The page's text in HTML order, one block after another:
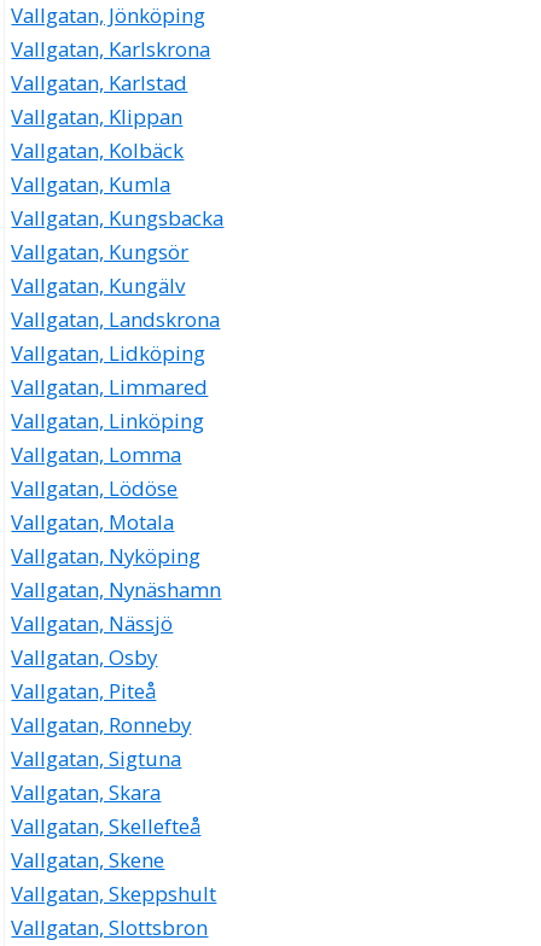
Vallgatan, Jönköping
Vallgatan, Karlskrona
Vallgatan, Karlstad
Vallgatan, Klippan
Vallgatan, Kolbäck
Vallgatan, Kumla
Vallgatan, Kungsbacka
Vallgatan, Kungsör
Vallgatan, Kungälv
Vallgatan, Landskrona
Vallgatan, Lidköping
Vallgatan, Limmared
Vallgatan, Linköping
Vallgatan, Lomma
Vallgatan, Lödöse
Vallgatan, Motala
Vallgatan, Nyköping
Vallgatan, Nynäshamn
Vallgatan, Nässjö
Vallgatan, Osby
Vallgatan, Piteå
Vallgatan, Ronneby
Vallgatan, Sigtuna
Vallgatan, Skara
Vallgatan, Skellefteå
Vallgatan, Skene
Vallgatan, Skeppshult
Vallgatan, Slottsbron